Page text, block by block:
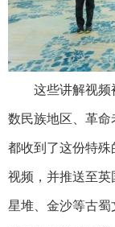
这些讲解视频
数民族地区、革
都收到了这份特殊
视频，并推送至
星堆、金沙等古